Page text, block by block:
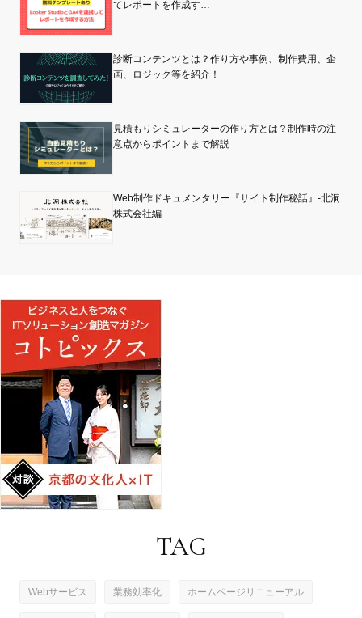
てレポートを作成す…
診断コンテンツとは？作り方や事例、制作費用、企
画、ロジック等を紹介！
見積もりシミュレーターの作り方とは？制作時の注
意点からポイントまで解説
Web制作ドキュメンタリー『サイト制作秘話』-北洞
株式会社編-
TAG
Webサービス 業務効率化 ホームページリニューアル